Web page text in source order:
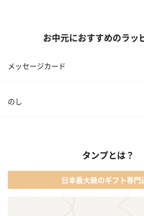
お中元におすすめのラッ
メッセージカード
のし
タンプとは？
日本最大級のギフト専門